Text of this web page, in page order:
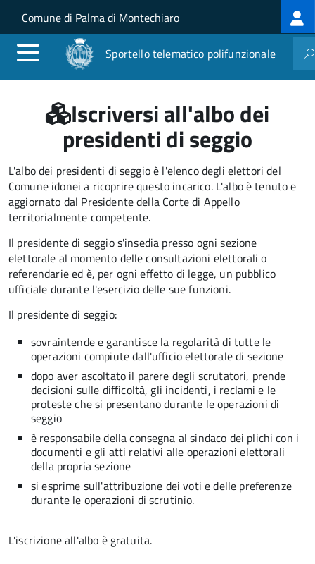
Salta al contenuto principale
Skip to site navigation
Comune di Palma di Montechiaro
Sportello telematico polifunzionale
Iscriversi all'albo dei
presidenti di seggio
L'albo dei presidenti di seggio è l'elenco degli elettori del
Comune idonei a ricoprire questo incarico. L'albo è tenuto e
aggiornato dal Presidente della Corte di Appello
territorialmente competente.
Il presidente di seggio s'insedia presso ogni sezione
elettorale al momento delle consultazioni elettorali o
referendarie ed è, per ogni effetto di legge, un pubblico
ufficiale durante l'esercizio delle sue funzioni.
Il presidente di seggio:
sovraintende e garantisce la regolarità di tutte le
operazioni compiute dall'ufficio elettorale di sezione
dopo aver ascoltato il parere degli scrutatori, prende
decisioni sulle difficoltà, gli incidenti, i reclami e le
proteste che si presentano durante le operazioni di
seggio
è responsabile della consegna al sindaco dei plichi con i
documenti e gli atti relativi alle operazioni elettorali
della propria sezione
si esprime sull'attribuzione dei voti e delle preferenze
durante le operazioni di scrutinio.
L'iscrizione all'albo è gratuita.